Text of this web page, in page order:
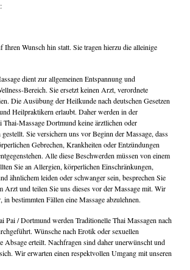
Ihren Wunsch hin statt. Sie tragen hierzu die alleinige
dient zur allgemeinen Entspannung und
Bereich. Sie ersetzt keinen Arzt, verordnete
Die Ausübung der Heilkunde nach deutschen Gesetzen
Heilpraktikern erlaubt. Daher werden in der
Thai-Massage Dortmund keine ärztlichen oder
Sie versichern uns vor Beginn der Massage, dass
Gebrechen, Krankheiten oder Entzündungen
Alle diese Beschwerden müssen von einem
Sie an Allergien, körperlichen Einschränkungen,
ähnlichem leiden oder schwanger sein, besprechen Sie
Arzt und teilen Sie uns dieses vor der Massage mit. Wir
in bestimmten Fällen eine Massage abzulehnen.
Pai / Dortmund werden Traditionelle Thai Massagen nach
Wünsche nach Erotik oder sexuellen
Absage erteilt. Nachfragen sind daher unerwünscht und
Wir erwarten einen respektvollen Umgang mit unseren